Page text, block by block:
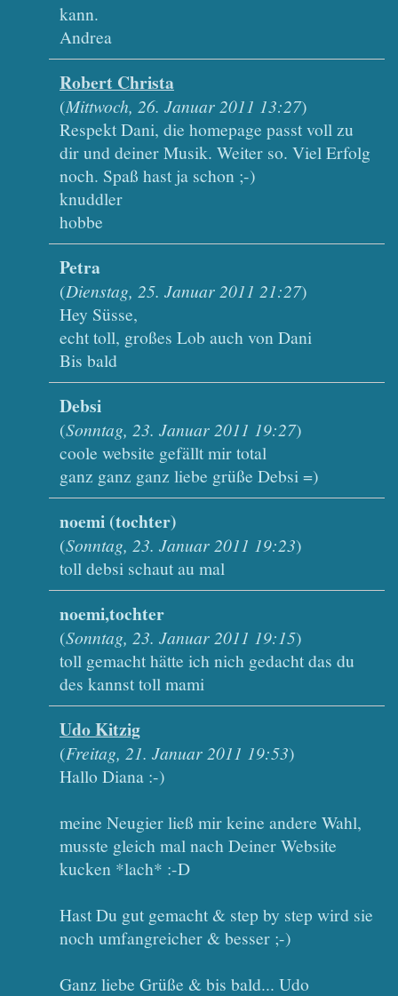
kann.
Andrea
Robert Christa
(Mittwoch, 26. Januar 2011 13:27)
Respekt Dani, die homepage passt voll zu
dir und deiner Musik. Weiter so. Viel Erfolg
noch. Spaß hast ja schon ;-)
knuddler
hobbe
Petra
(Dienstag, 25. Januar 2011 21:27)
Hey Süsse,
echt toll, großes Lob auch von Dani
Bis bald
Debsi
(Sonntag, 23. Januar 2011 19:27)
coole website gefällt mir total
ganz ganz ganz liebe grüße Debsi =)
noemi (tochter)
(Sonntag, 23. Januar 2011 19:23)
toll debsi schaut au mal
noemi,tochter
(Sonntag, 23. Januar 2011 19:15)
toll gemacht hätte ich nich gedacht das du
des kannst toll mami
Udo Kitzig
(Freitag, 21. Januar 2011 19:53)
Hallo Diana :-)
meine Neugier ließ mir keine andere Wahl,
musste gleich mal nach Deiner Website
kucken *lach* :-D
Hast Du gut gemacht & step by step wird sie
noch umfangreicher & besser ;-)
Ganz liebe Grüße & bis bald... Udo